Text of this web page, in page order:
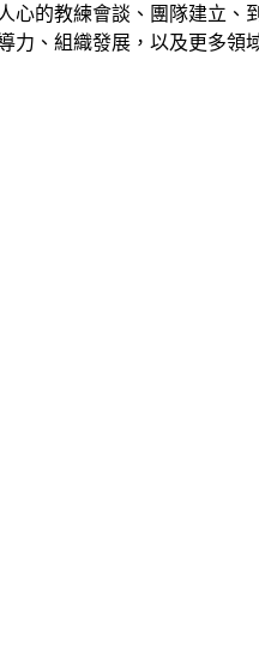
心的教練會談、團隊建立、
力、組織發展，以及更多領